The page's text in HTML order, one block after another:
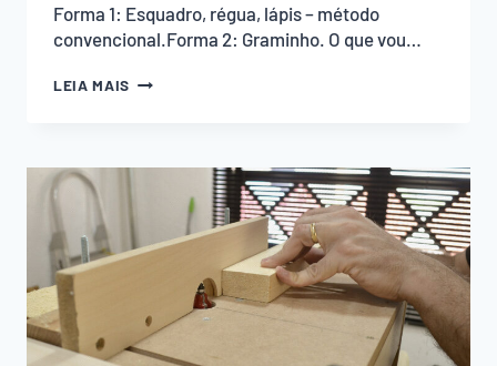
Forma 1: Esquadro, régua, lápis – método
convencional.Forma 2: Graminho. O que vou…
LEIA MAIS COMO
DE